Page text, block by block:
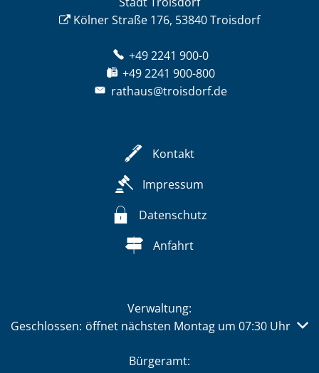
Kölner Straße 176, 53840 Troisdorf
+49 2241 900-0
+49 2241 900-800
rathaus@troisdorf.de
Kontakt
Impressum
Datenschutz
Anfahrt
Verwaltung:
Klicken, um weitere Öffnungs- oder Schließzeiten
Geschlossen: öffnet nächsten Montag um 07:30 Uhr
Bürgeramt: